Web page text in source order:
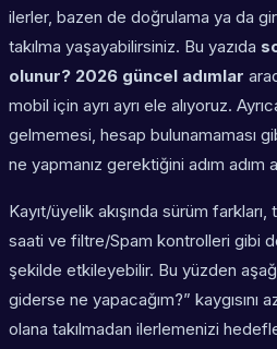
ilerler, bazen de doğrulama ya da
takılma yaşayabilirsiniz. Bu yazıda
olunur? 2026 güncel adımlar
mobil için ayrı ayrı ele alıyoruz.
gelmemesi, hesap bulunamaması
ne yapmanız gerektiğini adım adım
Kayıt/üyelik akışında sürüm
saati ve filtre/Spam kontrolleri gibi
şekilde etkileyebilir. Bu yüzden
giderse ne yapacağım?” kaygısını
olana takılmadan ilerlemenizi